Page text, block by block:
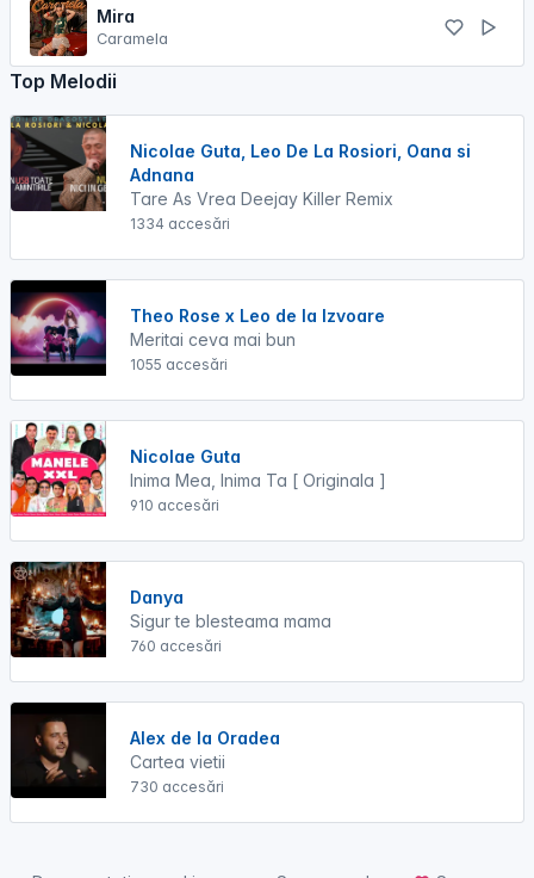
Mira
Caramela
Top Melodii
Nicolae Guta, Leo De La Rosiori, Oana si
Adnana
Tare As Vrea Deejay Killer Remix
1334 accesări
Theo Rose x Leo de la Izvoare
Meritai ceva mai bun
1055 accesări
Nicolae Guta
Inima Mea, Inima Ta [ Originala ]
910 accesări
Danya
Sigur te blesteama mama
760 accesări
Alex de la Oradea
Cartea vietii
730 accesări